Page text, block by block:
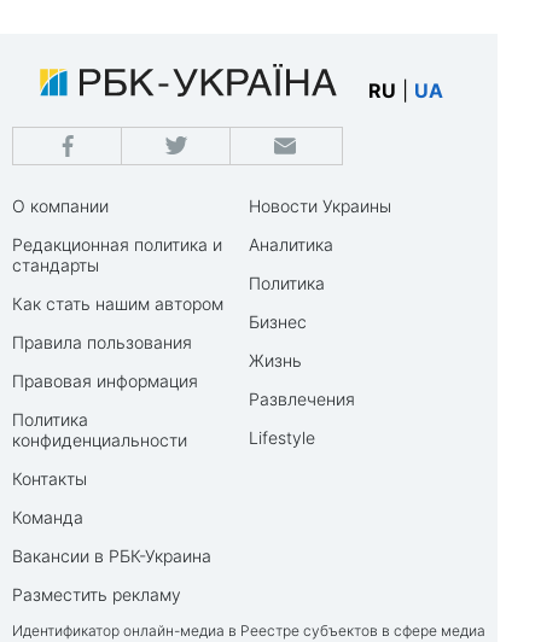
RU UA
О компании
Редакционная политика и
стандарты
Как стать нашим автором
Правила пользования
Правовая информация
Политика
конфиденциальности
Контакты
Команда
Вакансии в РБК-Украина
Разместить рекламу
Новости Украины
Аналитика
Политика
Бизнес
Жизнь
Развлечения
Lifestyle
Идентификатор онлайн-медиа в Реестре субъектов в сфере медиа